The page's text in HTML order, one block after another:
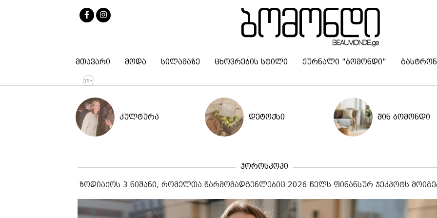
მთავარი მოდა სილამაზე ცხოვრების სტილი ჟურნალი "ბომონდი"
კულტურა დეტოქსი შინ ბომონდი
ჰოროსკოპი
ზოდიაქოს 3 ნიშანი, რომელთა წარმომადგენლებიც 2026 წელს ფინანსურ ჯეკპოტს